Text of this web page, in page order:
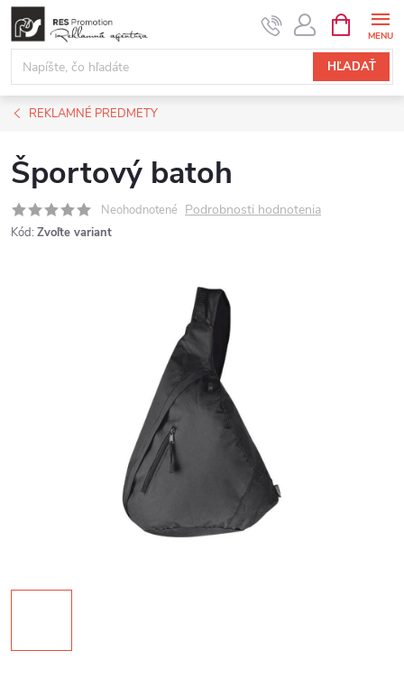
Prejsť
obsah
HĽADAŤ
KOŠÍK
REKLAMNÉ PREDMETY
Športový batoh
Neohodnotené Podrobnosti hodnotenia
Kód: Zvoľte variant